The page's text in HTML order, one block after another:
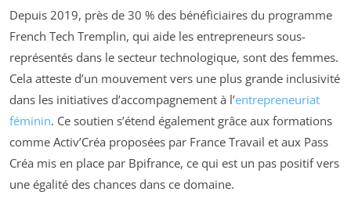
Depuis 2019, près de 30 % des bénéficiaires du programme
French Tech Tremplin, qui aide les entrepreneurs sous-
représentés dans le secteur technologique, sont des femmes.
Cela atteste d’un mouvement vers une plus grande inclusivité
dans les initiatives d’accompagnement à l’entrepreneuriat
féminin. Ce soutien s’étend également grâce aux formations
comme Activ’Créa proposées par France Travail et aux Pass
Créa mis en place par Bpifrance, ce qui est un pas positif vers
une égalité des chances dans ce domaine.